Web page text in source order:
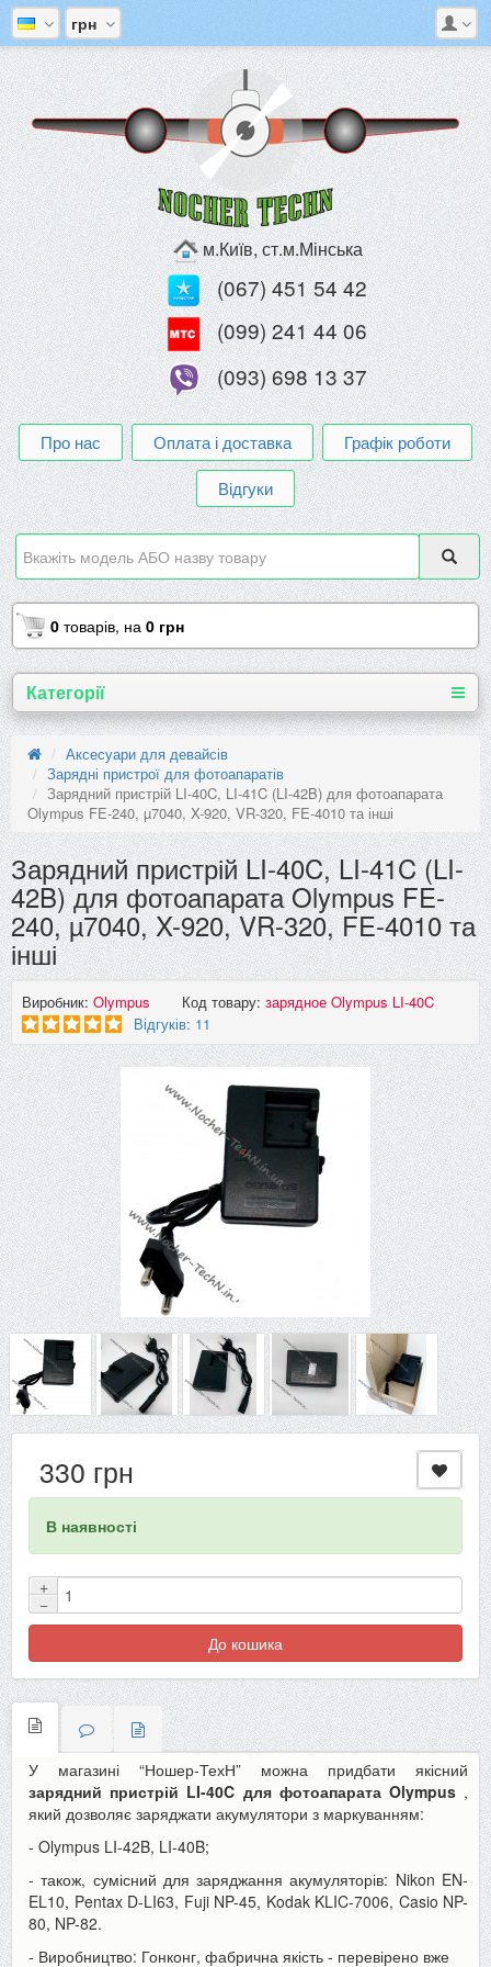
грн
м.Київ, ст.м.Мінська
(067) 451 54 42
(099) 241 44 06
(093) 698 13 37
Про нас Оплата і доставка
Графік роботи
Відгуки
0 товарів, на 0 грн
Категорії
Аксесуари для девайсів
Зарядні пристрої для фотоапаратів
Зарядний пристрій LI-40C, LI-41C (LI-42B) для фотоапарата
Olympus FE-240, µ7040, X-920, VR-320, FE-4010 та інші
Зарядний пристрій LI-40C, LI-41C (LI-
42B) для фотоапарата Olympus FE-
240, µ7040, X-920, VR-320, FE-4010 та
інші
Виробник: Olympus Код товару: зарядное Olympus LI-40C
Відгуків: 11
330 грн
В наявності
+
−
До кошика
У магазині “Ношер-ТехН” можна придбати якісний
зарядний пристрій LI-40C для фотоапарата Olympus,
який дозволяє заряджати акумулятори з маркуванням:
- Olympus LI-42B, LI-40B;
- також, сумісний для заряджання акумуляторів: Nikon EN-
EL10, Pentax D-LI63, Fuji NP-45, Kodak KLIC-7006, Casio NP-
80, NP-82.
- Виробництво: Гонконг, фабрична якість - перевірено вже